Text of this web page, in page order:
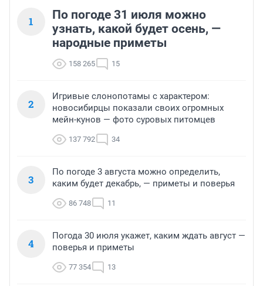
1
По погоде 31 июля можно
узнать, какой будет осень, —
народные приметы
158 265 15
2
Игривые слонопотамы с характером:
новосибирцы показали своих огромных
мейн-кунов — фото суровых питомцев
137 792 34
3
По погоде 3 августа можно определить,
каким будет декабрь, — приметы и поверья
86 748 11
4
Погода 30 июля укажет, каким ждать август —
поверья и приметы
77 354 13